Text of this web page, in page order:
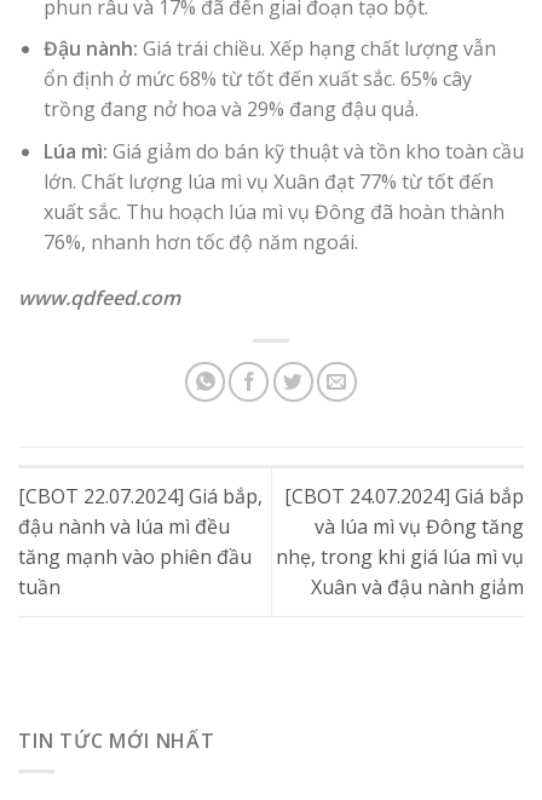
phun râu và 17% đã đến giai đoạn tạo bột.
Đậu nành: Giá trái chiều. Xếp hạng chất lượng vẫn
ổn định ở mức 68% từ tốt đến xuất sắc. 65% cây
trồng đang nở hoa và 29% đang đậu quả.
Lúa mì: Giá giảm do bán kỹ thuật và tồn kho toàn cầu
lớn. Chất lượng lúa mì vụ Xuân đạt 77% từ tốt đến
xuất sắc. Thu hoạch lúa mì vụ Đông đã hoàn thành
76%, nhanh hơn tốc độ năm ngoái.
www.qdfeed.com
[CBOT 22.07.2024] Giá bắp,
đậu nành và lúa mì đều
tăng mạnh vào phiên đầu
tuần
[CBOT 24.07.2024] Giá bắp
và lúa mì vụ Đông tăng
nhẹ, trong khi giá lúa mì vụ
Xuân và đậu nành giảm
TIN TỨC MỚI NHẤT